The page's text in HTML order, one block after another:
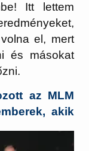
Itt lettem
el, mert
és másokat
az MLM
akik